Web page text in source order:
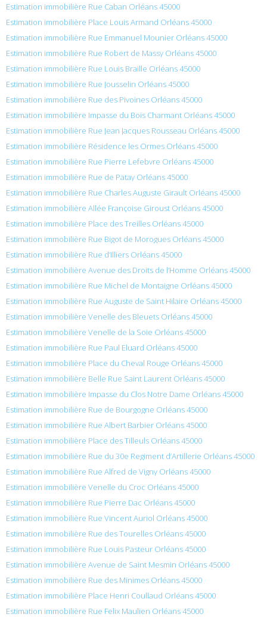
Estimation immobilière Rue Caban Orléans 45000
Estimation immobilière Place Louis Armand Orléans 45000
Estimation immobilière Rue Emmanuel Mounier Orléans 45000
Estimation immobilière Rue Robert de Massy Orléans 45000
Estimation immobilière Rue Louis Braille Orléans 45000
Estimation immobilière Rue Jousselin Orléans 45000
Estimation immobilière Rue des Pivoines Orléans 45000
Estimation immobilière Impasse du Bois Charmant Orléans 45000
Estimation immobilière Rue Jean Jacques Rousseau Orléans 45000
Estimation immobilière Résidence les Ormes Orléans 45000
Estimation immobilière Rue Pierre Lefebvre Orléans 45000
Estimation immobilière Rue de Patay Orléans 45000
Estimation immobilière Rue Charles Auguste Girault Orléans 45000
Estimation immobilière Allée Françoise Giroust Orléans 45000
Estimation immobilière Place des Treilles Orléans 45000
Estimation immobilière Rue Bigot de Morogues Orléans 45000
Estimation immobilière Rue d’Illiers Orléans 45000
Estimation immobilière Avenue des Droits de l’Homme Orléans 45000
Estimation immobilière Rue Michel de Montaigne Orléans 45000
Estimation immobilière Rue Auguste de Saint Hilaire Orléans 45000
Estimation immobilière Venelle des Bleuets Orléans 45000
Estimation immobilière Venelle de la Soie Orléans 45000
Estimation immobilière Rue Paul Eluard Orléans 45000
Estimation immobilière Place du Cheval Rouge Orléans 45000
Estimation immobilière Belle Rue Saint Laurent Orléans 45000
Estimation immobilière Impasse du Clos Notre Dame Orléans 45000
Estimation immobilière Rue de Bourgogne Orléans 45000
Estimation immobilière Rue Albert Barbier Orléans 45000
Estimation immobilière Place des Tilleuls Orléans 45000
Estimation immobilière Rue du 30e Regiment d’Artillerie Orléans 45000
Estimation immobilière Rue Alfred de Vigny Orléans 45000
Estimation immobilière Venelle du Croc Orléans 45000
Estimation immobilière Rue Pierre Dac Orléans 45000
Estimation immobilière Rue Vincent Auriol Orléans 45000
Estimation immobilière Rue des Tourelles Orléans 45000
Estimation immobilière Rue Louis Pasteur Orléans 45000
Estimation immobilière Avenue de Saint Mesmin Orléans 45000
Estimation immobilière Rue des Minimes Orléans 45000
Estimation immobilière Place Henri Coullaud Orléans 45000
Estimation immobilière Rue Felix Maulien Orléans 45000